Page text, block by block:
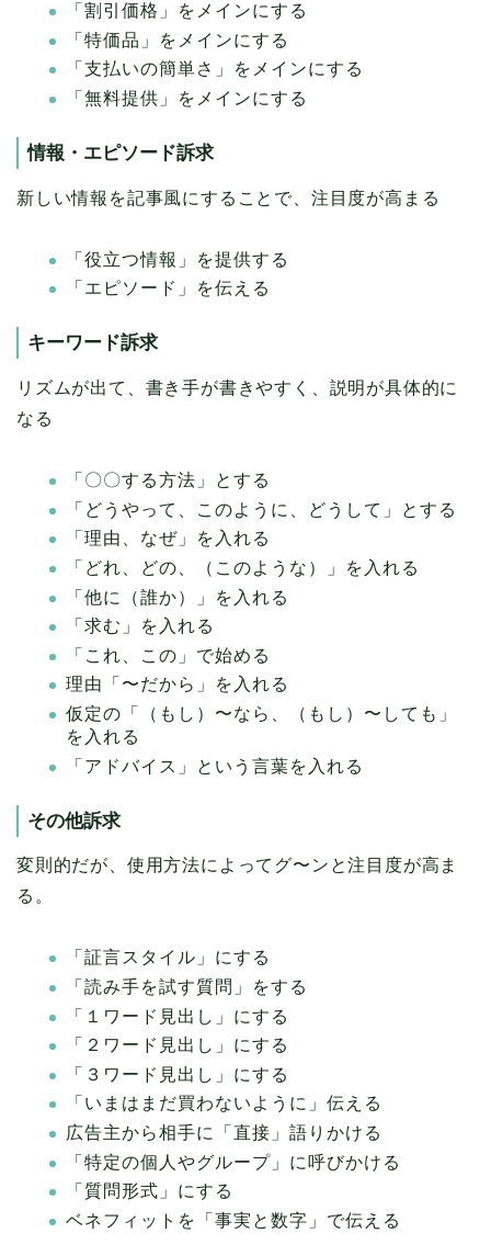
「割引価格」をメインにする
「特価品」をメインにする
「支払いの簡単さ」をメインにする
「無料提供」をメインにする
情報・エピソード訴求
新しい情報を記事風にすることで、注目度が高まる
「役立つ情報」を提供する
「エピソード」を伝える
キーワード訴求
リズムが出て、書き手が書きやすく、説明が具体的に
なる
「〇〇する方法」とする
「どうやって、このように、どうして」とする
「理由、なぜ」を入れる
「どれ、どの、（このような）」を入れる
「他に（誰か）」を入れる
「求む」を入れる
「これ、この」で始める
理由「〜だから」を入れる
仮定の「（もし）〜なら、（もし）〜しても」
を入れる
「アドバイス」という言葉を入れる
その他訴求
変則的だが、使用方法によってグ〜ンと注目度が高ま
る。
「証言スタイル」にする
「読み手を試す質問」をする
「１ワード見出し」にする
「２ワード見出し」にする
「３ワード見出し」にする
「いまはまだ買わないように」伝える
広告主から相手に「直接」語りかける
「特定の個人やグループ」に呼びかける
「質問形式」にする
ベネフィットを「事実と数字」で伝える